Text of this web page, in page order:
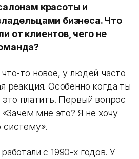
красоты и
бизнеса. Что
от клиентов, чего не
то новое, у людей часто
реакция. Особенно когда ты
платить. Первый вопрос
мне это? Я не хочу
с 1990-х годов. У